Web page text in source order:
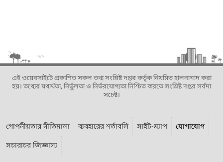
এই ওয়েবসাইটে প্রকাশিত সকল তথ্য সংশ্লিষ্ট দপ্তর কর্তৃক নিয়মিত হালনাগাদ করা
হয়। তথ্যের যথার্থতা, নির্ভুলতা ও নির্ভরযোগ্যতা নিশ্চিত করতে সংশ্লিষ্ট দপ্তর সর্বদা
সচেষ্ট।
গোপনীয়তার নীতিমালা ব্যবহারের শর্তাবলি সাইট-ম্যাপ
যোগাযোগ
সচারাচর জিজ্ঞাস্য